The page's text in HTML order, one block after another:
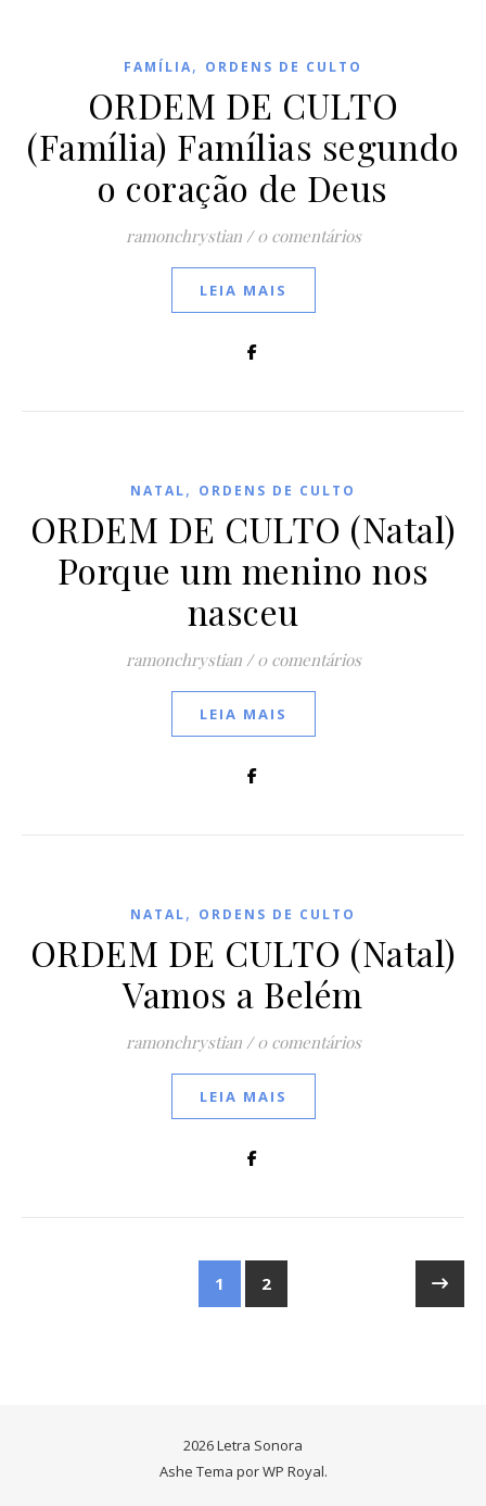
FAMÍLIA, ORDENS DE CULTO
ORDEM DE CULTO
(Família) Famílias segundo
o coração de Deus
ramonchrystian / 0 comentários
LEIA MAIS
NATAL, ORDENS DE CULTO
ORDEM DE CULTO (Natal)
Porque um menino nos
nasceu
ramonchrystian / 0 comentários
LEIA MAIS
NATAL, ORDENS DE CULTO
ORDEM DE CULTO (Natal)
Vamos a Belém
ramonchrystian / 0 comentários
LEIA MAIS
1 2
2026 Letra Sonora
Ashe Tema porWP Royal.